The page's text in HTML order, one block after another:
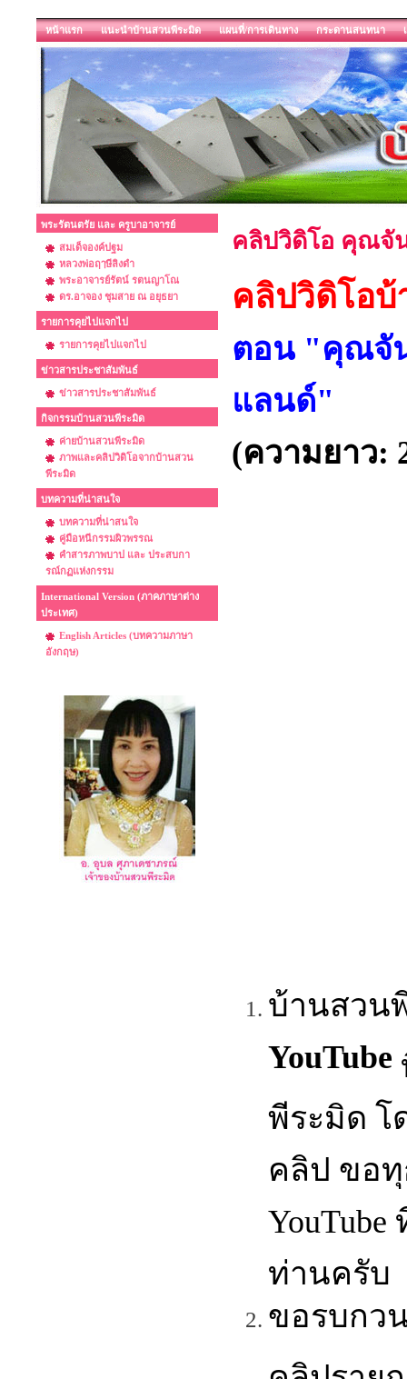
หน้าแรก แนะนำบ้านสวนพีระมิด แผนที่/การเดินทาง กระดานสนทนา
พระรัตนตรัย และ ครูบาอาจารย์
สมเด็จองค์ปฐม
หลวงพ่อฤๅษีลิงดำ
พระอาจารย์รัตน์ รตนญาโณ
ดร.อาจอง ชุมสาย ณ อยุธยา
รายการคุยไปแจกไป
รายการคุยไปแจกไป
ข่าวสารประชาสัมพันธ์
ข่าวสารประชาสัมพันธ์
กิจกรรมบ้านสวนพีระมิด
ค่ายบ้านสวนพีระมิด
ภาพและคลิปวิดิโอจากบ้านสวน
พีระมิด
บทความที่น่าสนใจ
บทความที่น่าสนใจ
คู่มือหนีกรรมผิวพรรณ
คำสารภาพบาป และ ประสบกา
รณ์กฏแห่งกรรม
International Version (ภาคภาษาต่าง
ประเทศ)
English Articles (บทความภาษา
อังกฤษ)
คลิปวิดิโอ คุณจั
คลิปวิดิโอ
ตอน "คุณจัน
แลนด์"
(ความยาว:
บ้านสวน
YouTube
พีระมิด โ
คลิป ขอ
ท่านครับ
ขอรบกว
คลิปราย